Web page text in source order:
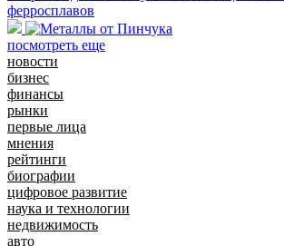
ферросплавов
посмотреть еще
новости
бизнес
финансы
рынки
первые лица
мнения
рейтинги
биографии
цифровое развитие
наука и технологии
недвижимость
авто